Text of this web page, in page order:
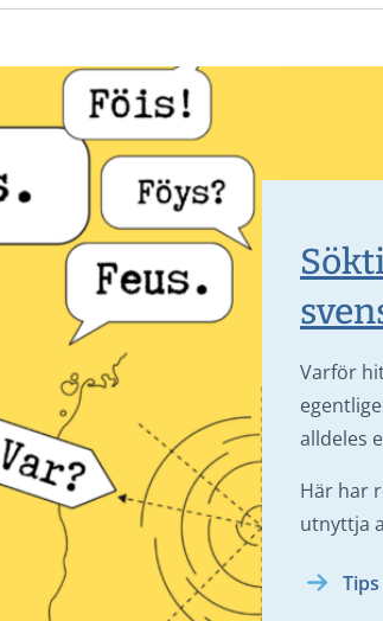
Varför
alldeles
Här har
utnyttja